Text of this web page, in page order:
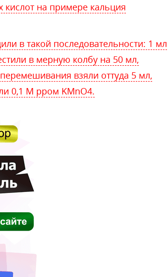
на примере кальция
в такой последовательности: 1 мл
в мерную колбу на 50 мл,
взяли оттуда 5 мл,
0,1 М рром KMnO4.